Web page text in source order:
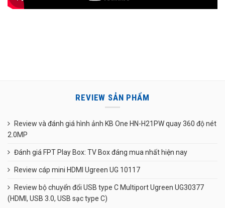
REVIEW SẢN PHẨM
Review và đánh giá hình ảnh KB One HN-H21PW quay 360 độ nét
2.0MP
Đánh giá FPT Play Box: TV Box đáng mua nhất hiện nay
Review cáp mini HDMI Ugreen UG 10117
Review bộ chuyển đổi USB type C Multiport Ugreen UG30377
(HDMI, USB 3.0, USB sạc type C)